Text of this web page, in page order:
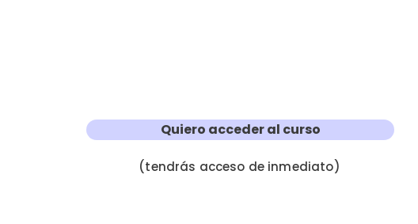
Quiero acceder al curso
(tendrás acceso de inmediato)